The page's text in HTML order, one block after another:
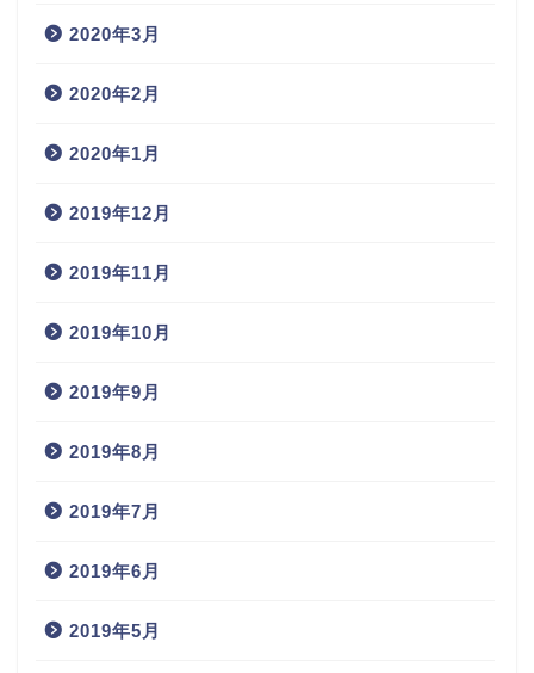
2020年3月
2020年2月
2020年1月
2019年12月
2019年11月
2019年10月
2019年9月
2019年8月
2019年7月
2019年6月
2019年5月